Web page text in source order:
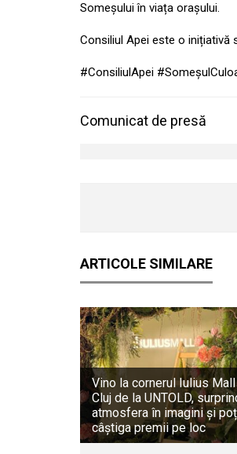
Someșului în viața orașului.
Consiliul Apei este o inițiativă
#ConsiliulApei
Comunicat de presă
ARTICOLE SIMILARE
Vino la cornerul Iulius Mall
Cluj de la UNTOLD,
atmosfera în imagini și
câștiga premii pe loc